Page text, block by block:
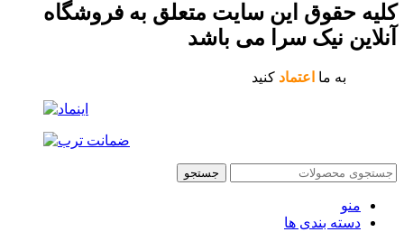
کلیه حقوق این سایت متعلق به فروشگاه
آنلاین نیک سرا می باشد
به ما اعتماد کنید
جستجو
منو
دسته بندی ها